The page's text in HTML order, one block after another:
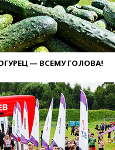
— ВСЕМУ ГОЛОВА!